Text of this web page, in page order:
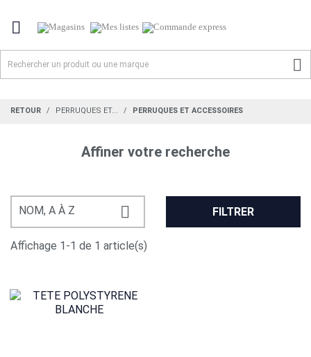


RETOUR PERRUQUES ET... PERRUQUES ET ACCESSOIRES
Affiner votre recherche
NOM, A À Z  FILTRER
Affichage 1-1 de 1 article(s)